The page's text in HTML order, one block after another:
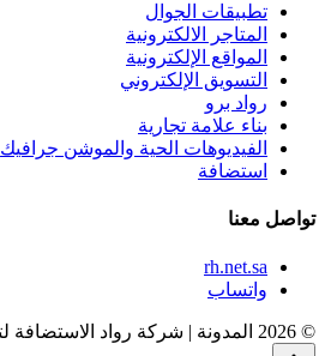
تطبيقات الجوال
المتاجر الالكترونية
المواقع الإلكترونية
التسويق الإلكتروني
رواد برو
بناء علامة تجارية
الفيديوهات الحية والموشن جرافيك
استضافة
تواصل معنا
rh.net.sa
واتساب
© 2026 المدونة | شركة رواد الاستضافة لتقنية المعلومات. جميع الحقوق محفوظة